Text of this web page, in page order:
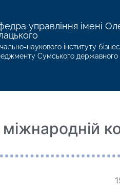
управління імені
наукового інституту
Сумського державного